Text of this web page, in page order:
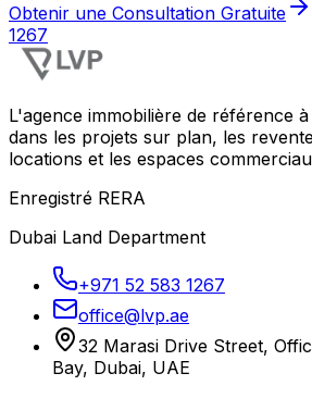
Obtenir une Consultation Gratuite
1267
L'agence immobilière de référence
dans les projets sur plan, les
locations et les espaces
Enregistré RERA
Dubai Land Department
+971 52 583 1267
office@lvp.ae
32 Marasi Drive Street,
Bay, Dubai, UAE